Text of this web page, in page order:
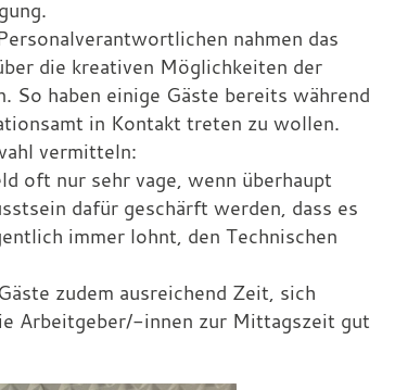
nahmen das
die kreativen Möglichkeiten der
So haben einige Gäste bereits während
in Kontakt treten zu wollen.
vermitteln:
oft nur sehr vage, wenn überhaupt
dafür geschärft werden, dass es
immer lohnt, den Technischen
zudem ausreichend Zeit, sich
Arbeitgeber/-innen zur Mittagszeit gut